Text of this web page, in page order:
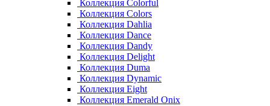
Коллекция Colorful
Коллекция Colors
Коллекция Dahlia
Коллекция Dance
Коллекция Dandy
Коллекция Delight
Коллекция Duma
Коллекция Dynamic
Коллекция Eight
Коллекция Emerald Onix